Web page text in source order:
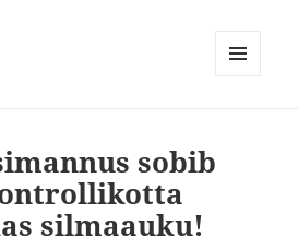
sobib
silmaauku!